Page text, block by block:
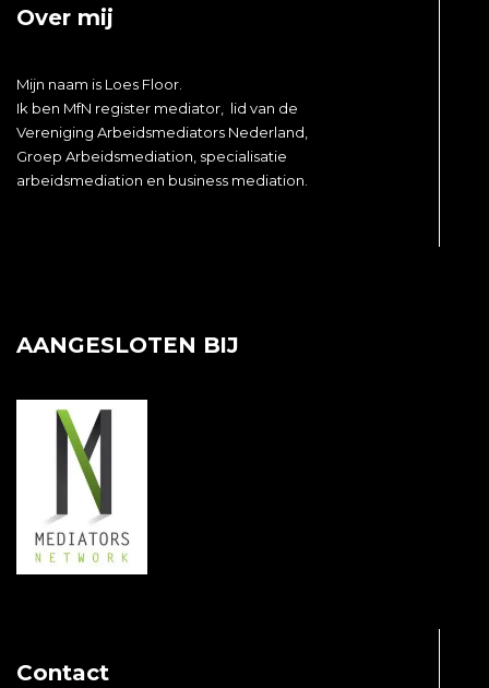
Over mij
Mijn naam is Loes Floor.
Ik ben MfN register mediator, lid van de
Vereniging Arbeidsmediators Nederland,
Groep Arbeidsmediation, specialisatie
arbeidsmediation en business mediation.
AANGESLOTEN BIJ
Contact